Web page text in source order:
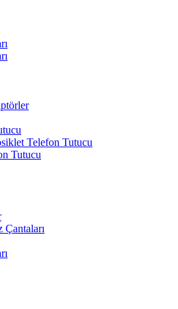
Telefon Tutucu
Tutucu
Çantaları